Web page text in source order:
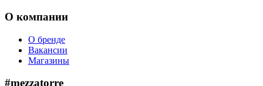
О компании
О бренде
Вакансии
Магазины
#mezzatorre